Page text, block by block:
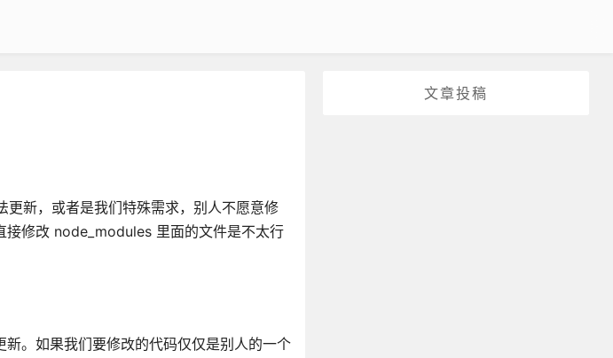
文章投稿
新，或者是我们特殊需求，别人不愿意修
接修改 node_modules 里面的文件是不太行
。如果我们要修改的代码仅仅是别人的一个